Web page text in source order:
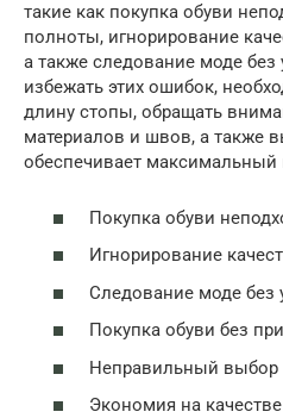
такие как покупка обуви
полноты, игнорирование
а также следование моде
избежать этих ошибок,
длину стопы, обращать
материалов и швов, а также
обеспечивает максимальный
Покупка обуви
Игнорирование
Следование моде без
Покупка обуви без
Неправильный выбор
Экономия на